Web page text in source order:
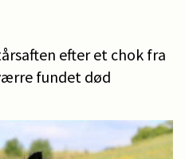
efter et chok fra
fundet død